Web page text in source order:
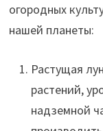
огородных
нашей планеты:
Растущая
растений,
надземной